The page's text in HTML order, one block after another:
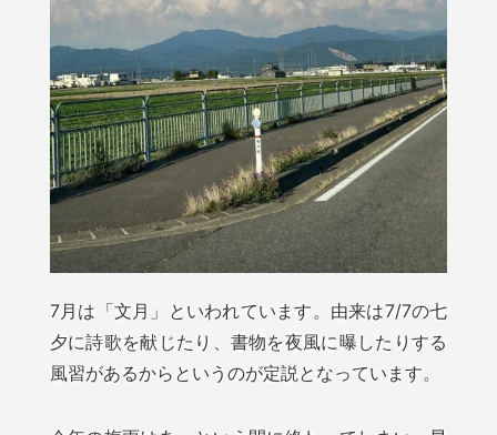
7月は「文月」といわれています。由来は7/7の七
夕に詩歌を献じたり、書物を夜風に曝したりする
風習があるからというのが定説となっています。